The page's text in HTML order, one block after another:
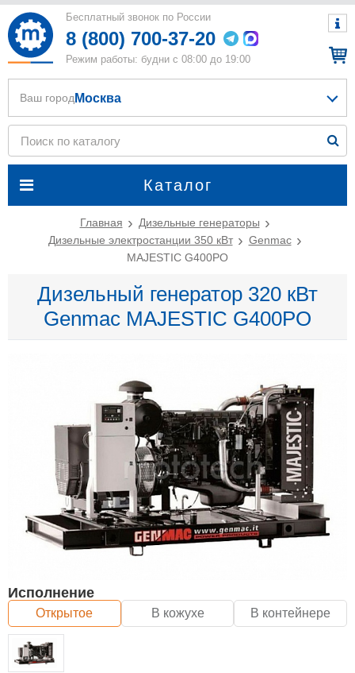
Бесплатный звонок по России
8 (800) 700-37-20
Режим работы: будни с 08:00 до 19:00
Каталог
Ваш город Москва
Главная
Дизельные генераторы
Дизельные электростанции 350 кВт
Genmac
MAJESTIC G400PO
Дизельный генератор 320 кВт
Genmac MAJESTIC G400PO
Исполнение
Открытое В кожухе В контейнере